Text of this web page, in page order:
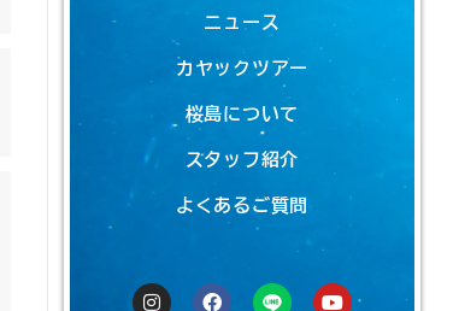
ニュース
カヤックツアー
桜島について
スタッフ紹介
よくあるご質問